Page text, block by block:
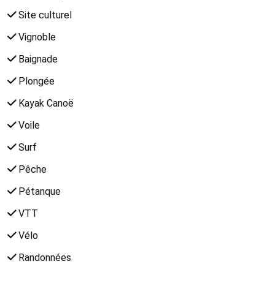
Site culturel
Vignoble
Baignade
Plongée
Kayak Canoë
Voile
Surf
Pêche
Pétanque
VTT
Vélo
Randonnées